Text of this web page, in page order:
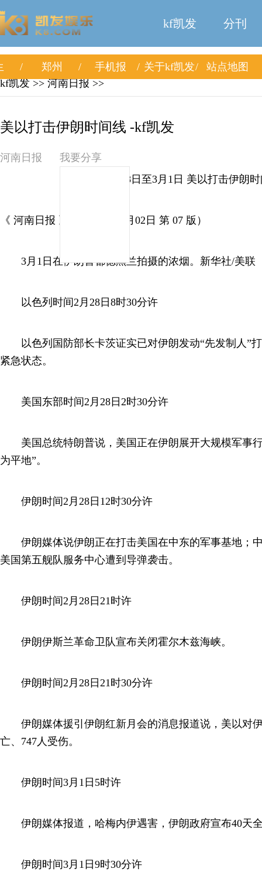
kf凯发 分刊
郑州 手机报 关于kf凯发
站点地图
kf凯发 >> 河南日报 >>
美以打击伊朗时间线 -kf凯发
河南日报
我要分享
2月28日至3月1日 美以打击伊朗
《 河南日报 》（ 2026年03月02日 第 07 版）
3月1日在伊朗首都德黑兰拍摄的浓烟。新华社/美联
以色列时间2月28日8时30分许
以色列国防部长卡茨证实已对伊朗发动“先发制人”
紧急状态。
美国东部时间2月28日2时30分许
美国总统特朗普说，美国正在伊朗展开大规模军事
为平地”。
伊朗时间2月28日12时30分许
伊朗媒体说伊朗正在打击美国在中东的军事基地；
美国第五舰队服务中心遭到导弹袭击。
伊朗时间2月28日21时许
伊朗伊斯兰革命卫队宣布关闭霍尔木兹海峡。
伊朗时间2月28日21时30分许
伊朗媒体援引伊朗红新月会的消息报道说，美以对伊
亡、747人受伤。
伊朗时间3月1日5时许
伊朗媒体报道，哈梅内伊遇害，伊朗政府宣布40天
伊朗时间3月1日9时30分许